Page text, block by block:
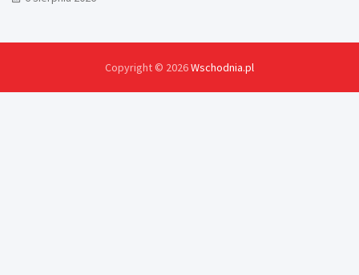
Copyright © 2026Wschodnia.pl